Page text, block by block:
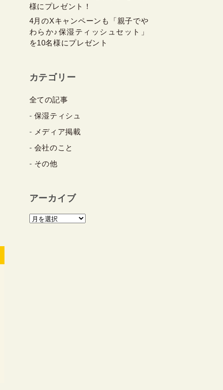
様にプレゼント！
4月のXキャンペーンも「親子でや
わらか♪保湿ティッシュセット」
を10名様にプレゼント
カテゴリー
全ての記事
保湿ティシュ
メディア掲載
会社のこと
その他
アーカイブ